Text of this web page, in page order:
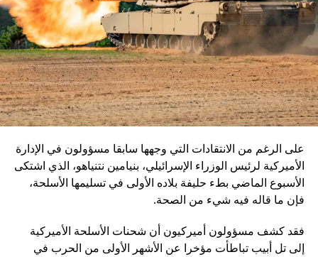
على الرغم من الانتقادات التي وجهها سابقا مسؤولون في الإدارة
الأميركية لرئيس الوزراء الإسرائيلي، بنيامين نتنياهو، الذي اشتكى
الأسبوع الماضي بطء حليفة بلاده الأولى في تسليمها الأسلحة،
فإن ما قاله فيه شيء من الصحة.
فقد كشف مسؤولون أميركيون أن شحنات الأسلحة الأميركية
إلى تل أبيب تباطأت مؤخرا عن الأشهر الأولى من الحرب في